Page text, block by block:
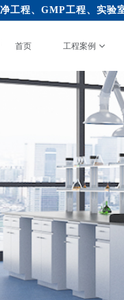
工程、GMP工程、实验
首页 工程案例